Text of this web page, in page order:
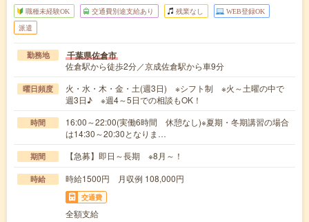
職種未経験OK 交通費別途支給あり 残業なし WEB登録OK
派遣
勤務地 千葉県佐倉市
佐倉駅から徒歩2分／京成佐倉駅から車9分
曜日頻度
火・水・木・金・土(週3日) ※シフト制 ※火～土曜の中で
週3日♪ ※週4～5日での相談もOK！
時間
16:00～22:00(実働6時間 休憩なし)※夏期・冬期講習の場合
は14:30～20:30となりま…
期間 【急募】即日～長期 ※8月～！
時給 時給1500円 月収例 108,000円
交通費
全額支給